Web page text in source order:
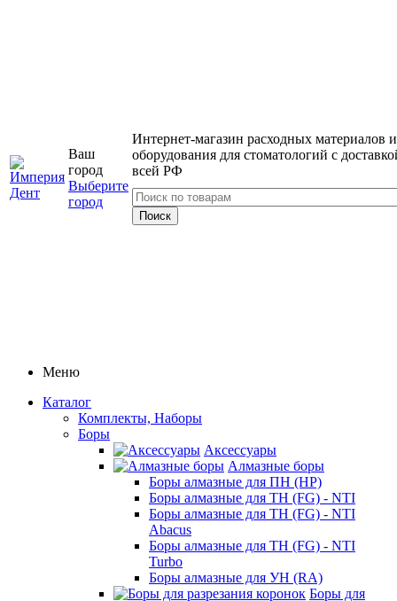
Ваш
город
Выберите
город
Интернет-магазин расходных материалов и
оборудования для стоматологий с
всей РФ
Меню
Каталог
Комплекты, Наборы
Боры
Аксессуары
Алмазные боры
Боры алмазные для ПН (HP)
Боры алмазные для ТН (FG) - NTI
Боры алмазные для ТН (FG) - NTI
Abacus
Боры алмазные для ТН (FG) - NTI
Turbo
Боры алмазные для УН (RA)
Боры для